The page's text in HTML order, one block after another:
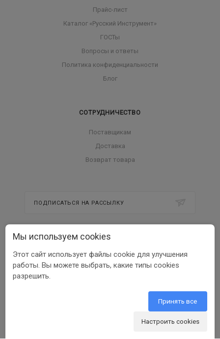
Прайс-лист
Каталог «Русский Инструмент»
ГОСТы
Вопросы и ответы
Политика конфиденциальности
Блог
СОТРУДНИЧЕСТВО
Поставщикам
Доставка
Возврат товара
ПОДПИСАТЬСЯ НА РАССЫЛКУ
8 800 350 56 58
info@beltools.ru
Северный, зд. 7, помещ. 1
Мы используем cookies
Этот сайт использует файлы cookie для улучшения
работы. Вы можете выбрать, какие типы cookies
разрешить.
Настроить cookies
Принять все